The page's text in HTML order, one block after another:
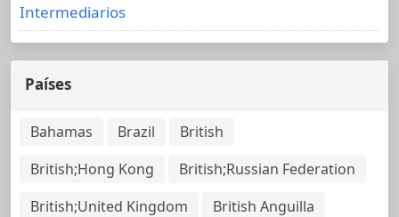
Intermediarios
Países
Bahamas Brazil
British
British;Hong Kong
British;Russian Federation
British;United Kingdom
British Anguilla